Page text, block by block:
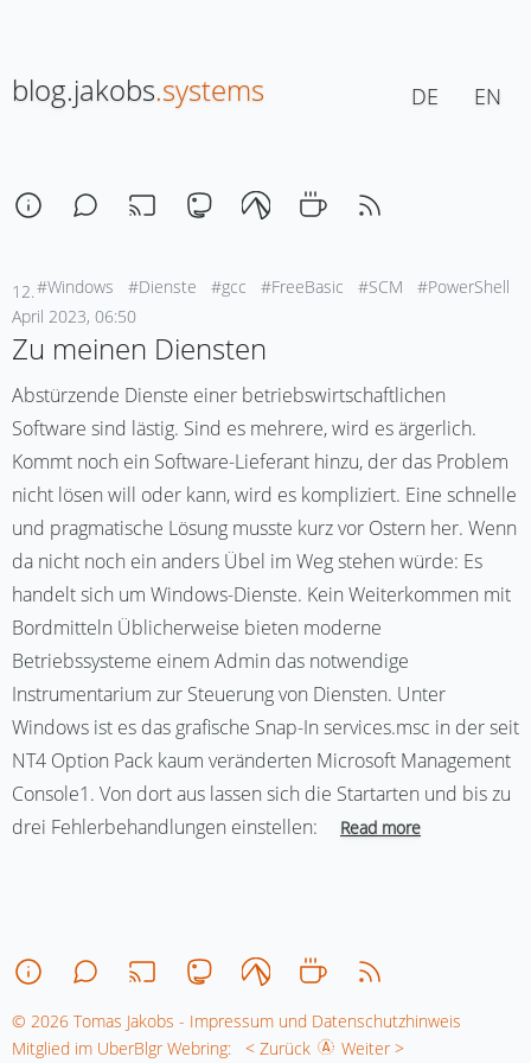
blog.jakobs.systems DE EN
#Windows #Dienste #gcc #FreeBasic #SCM #PowerShell
12.
April 2023, 06:50
Zu meinen Diensten
Abstürzende Dienste einer betriebswirtschaftlichen
Software sind lästig. Sind es mehrere, wird es ärgerlich.
Kommt noch ein Software-Lieferant hinzu, der das Problem
nicht lösen will oder kann, wird es kompliziert. Eine schnelle
und pragmatische Lösung musste kurz vor Ostern her. Wenn
da nicht noch ein anders Übel im Weg stehen würde: Es
handelt sich um Windows-Dienste. Kein Weiterkommen mit
Bordmitteln Üblicherweise bieten moderne
Betriebssysteme einem Admin das notwendige
Instrumentarium zur Steuerung von Diensten. Unter
Windows ist es das grafische Snap-In services.msc in der seit
NT4 Option Pack kaum veränderten Microsoft Management
Console1. Von dort aus lassen sich die Startarten und bis zu
drei Fehlerbehandlungen einstellen:
Read more
© 2026 Tomas Jakobs - Impressum und Datenschutzhinweis
Mitglied im UberBlgr Webring:
< Zurück
Weiter >